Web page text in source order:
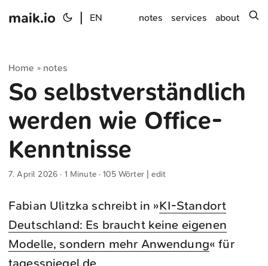
maik.io EN notes services about
Home » notes
So selbstverständlich
werden wie Office-
Kenntnisse
7. April 2026 · 1 Minute · 105 Wörter |edit
Fabian Ulitzka schreibt in »KI-Standort
Deutschland: Es braucht keine eigenen
Modelle, sondern mehr Anwendung« für
tagesspiegel.de